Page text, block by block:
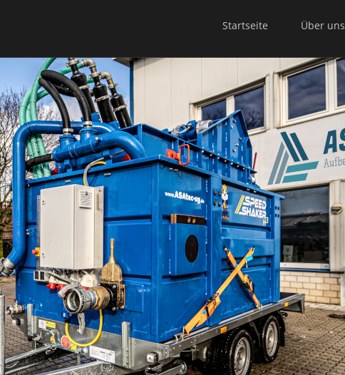
Startseite Über uns